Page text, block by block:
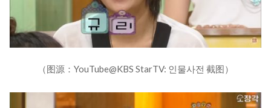
（图源：YouTube@KBS StarTV: 인물사전 截图）